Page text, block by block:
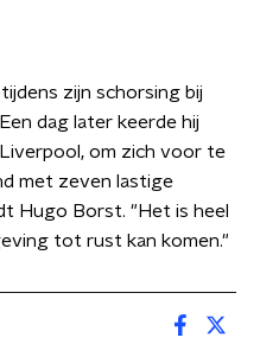
zijn schorsing bij
dag later keerde hij
om zich voor te
met zeven lastige
Hugo Borst. "Het is heel
tot rust kan komen."